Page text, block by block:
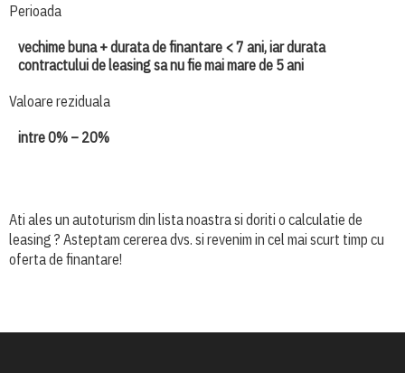
Perioada
vechime buna + durata de finantare < 7 ani, iar durata
contractului de leasing sa nu fie mai mare de 5 ani
Valoare reziduala
intre 0% – 20%
Ati ales un autoturism din lista noastra si doriti o calculatie de
leasing ? Asteptam cererea dvs. si revenim in cel mai scurt timp cu
oferta de finantare!